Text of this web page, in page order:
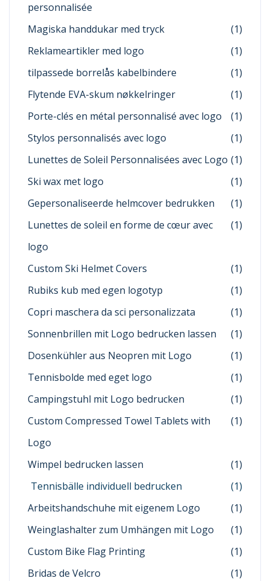
personnalisée
Magiska handdukar med tryck
(1)
Reklameartikler med logo
(1)
tilpassede borrelås kabelbindere
(1)
Flytende EVA-skum nøkkelringer
(1)
Porte-clés en métal personnalisé avec logo
(1)
Stylos personnalisés avec logo
(1)
Lunettes de Soleil Personnalisées avec Logo (1)
Ski wax met logo
(1)
Gepersonaliseerde helmcover bedrukken
(1)
Lunettes de soleil en forme de cœur avec
logo
(1)
Custom Ski Helmet Covers
(1)
Rubiks kub med egen logotyp
(1)
Copri maschera da sci personalizzata
(1)
Sonnenbrillen mit Logo bedrucken lassen
(1)
Dosenkühler aus Neopren mit Logo
(1)
Tennisbolde med eget logo
(1)
Campingstuhl mit Logo bedrucken
(1)
Custom Compressed Towel Tablets with
Logo
(1)
Wimpel bedrucken lassen
(1)
Tennisbälle individuell bedrucken
(1)
Arbeitshandschuhe mit eigenem Logo
(1)
Weinglashalter zum Umhängen mit Logo
(1)
Custom Bike Flag Printing
(1)
Bridas de Velcro
(1)